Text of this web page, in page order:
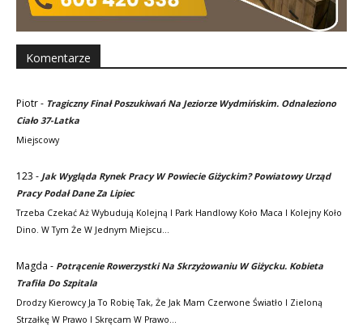
Komentarze
Piotr- Tragiczny Finał Poszukiwań Na Jeziorze Wydmińskim. Odnaleziono
Ciało 37-Latka
Miejscowy
123 - Jak Wygląda Rynek Pracy W Powiecie Giżyckim? Powiatowy Urząd
Pracy Podał Dane Za Lipiec
Trzeba Czekać Aż Wybudują Kolejną I Park Handlowy Koło Maca I Kolejny Koło
Dino. W Tym Że W Jednym Miejscu…
Magda - Potrącenie Rowerzystki Na Skrzyżowaniu W Giżycku. Kobieta
Trafiła Do Szpitala
Drodzy Kierowcy Ja To Robię Tak, Że Jak Mam Czerwone Światło I Zieloną
Strzałkę W Prawo I Skręcam W Prawo…